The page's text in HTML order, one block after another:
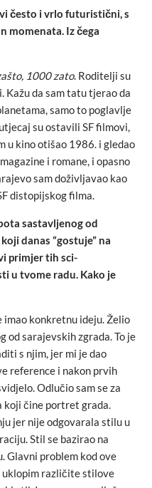
često i vrlo futuristični, s
momenata. Iz čega
1000 zato. Roditelji su
Kažu da sam tatu tjerao da
samo to poglavlje
su ostavili SF filmovi,
u kino otišao 1986. i gledao
i romane, i opasno
sam doživljavao kao
distopijskog filma.
sastavljenog od
danas “gostuje” na
primjer tih sci-
u tvome radu. Kako je
imao konkretnu ideju. Želio
od sarajevskih zgrada. To je
s njim, jer mi je dao
reference i nakon prvih
Odlučio sam se za
čine portret grada.
jer nije odgovarala stilu u
Stil se bazirao na
Glavni problem kod ove
uklopim različite stilove